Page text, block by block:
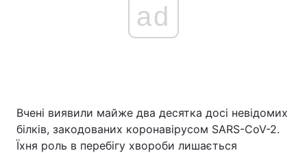
Україна Політика
ad
Вчені виявили майже два десятка досі невідомих
білків, закодованих коронавірусом SARS-CoV-2.
Їхня роль в перебігу хвороби лишається